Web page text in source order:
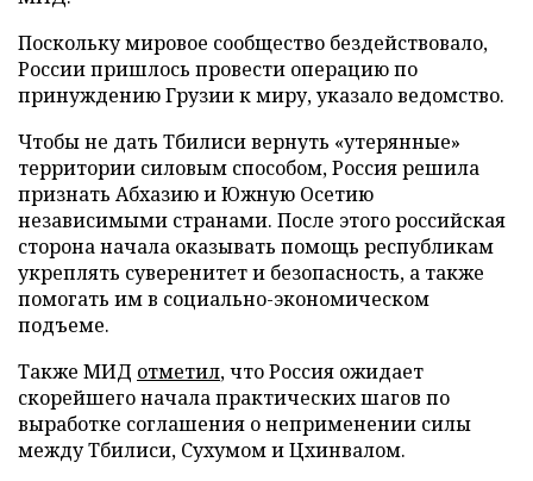
Поскольку мировое сообщество бездействовало,
России пришлось провести операцию по
принуждению Грузии к миру, указало ведомство.
Чтобы не дать Тбилиси вернуть «утерянные»
территории силовым способом, Россия решила
признать Абхазию и Южную Осетию
независимыми странами. После этого российская
сторона начала оказывать помощь республикам
укреплять суверенитет и безопасность, а также
помогать им в социально-экономическом
подъеме.
Также МИД отметил, что Россия ожидает
скорейшего начала практических шагов по
выработке соглашения о неприменении силы
между Тбилиси, Сухумом и Цхинвалом.